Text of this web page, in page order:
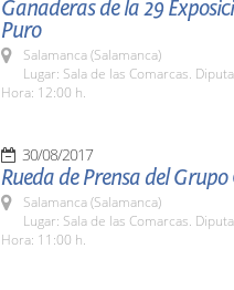
Ganaderas de la 29
Puro
Salamanca (Salamanca)
Lugar: Sala de las Comarcas.
Hora: 12:00 h.
30/08/2017
Rueda de Prensa del
Salamanca (Salamanca)
Lugar: Sala de las Comarcas.
Hora: 11:00 h.